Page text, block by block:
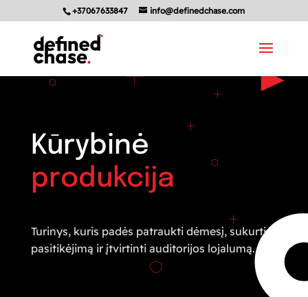
+37067633847 info@definedchase.com
Kūrybinė
produkcija
Turinys, kuris padės patraukti dėmesį, sukurti
pasitikėjimą ir įtvirtinti auditorijos lojalumą.